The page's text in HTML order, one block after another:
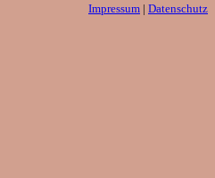
Impressum | Datenschutz